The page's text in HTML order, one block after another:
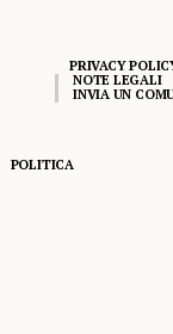
PRIVACY
NOTE LEGALI
INVIA UN
POLITICA